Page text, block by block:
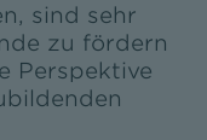
sind sehr
zu fördern
Perspektive